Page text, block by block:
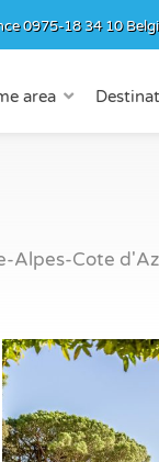
0975-18 34 10
area
Alpes-Cote